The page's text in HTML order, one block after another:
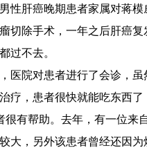
肝癌晚期患者家属对蒋模
切除手术，一年之后肝癌
过不去。
院对患者进行了会诊，虽
疗，患者很快就能吃东西了
帮助。去年，有一位来自
大，另外该患者曾经还因